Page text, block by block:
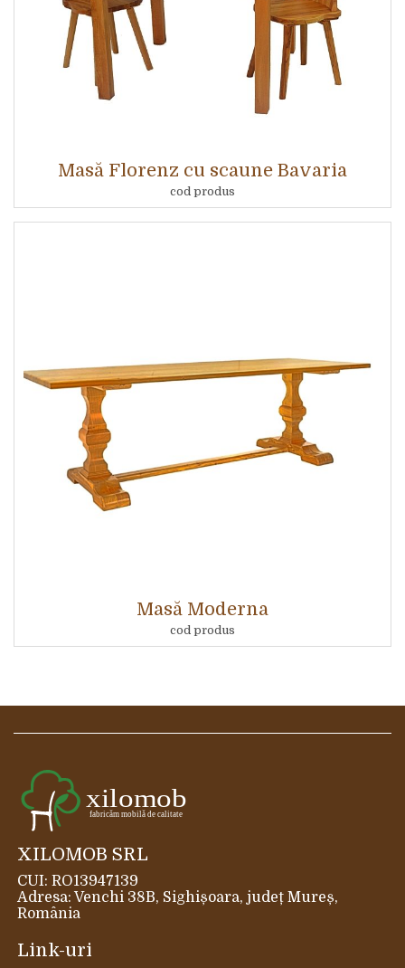
Masă Florenz cu scaune Bavaria
cod produs
Masă Moderna
cod produs
XILOMOB SRL
CUI: RO13947139
Adresa: Venchi 38B, Sighișoara, județ Mureș,
România
Link-uri